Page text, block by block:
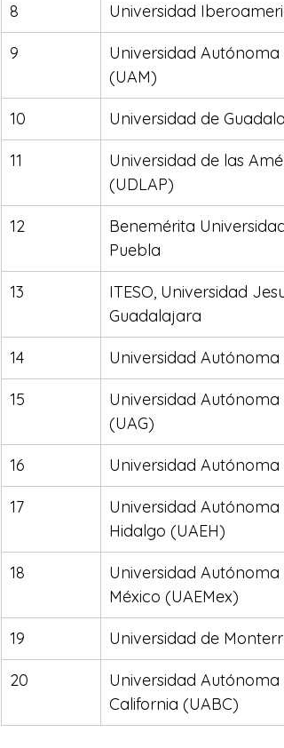
8 Universidad
9
Universidad Autónoma
(UAM)
10 Universidad de
11
Universidad de las
(UDLAP)
12
Benemérita
Puebla
13
ITESO, Universidad
Guadalajara
14 Universidad Autónoma
15
Universidad
(UAG)
16 Universidad Autónoma
17
Universidad Autónoma
Hidalgo (UAEH)
18
Universidad Autónoma
México (UAEMex)
19 Universidad de
20
Universidad Autónoma
California (UABC)